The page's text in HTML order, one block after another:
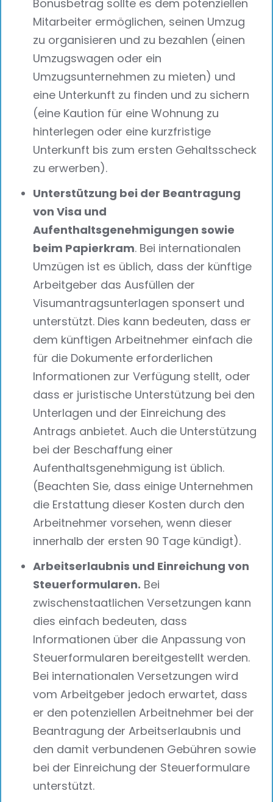
Bonusbetrag sollte es dem potenziellen
Mitarbeiter ermöglichen, seinen Umzug
zu organisieren und zu bezahlen (einen
Umzugswagen oder ein
Umzugsunternehmen zu mieten) und
eine Unterkunft zu finden und zu sichern
(eine Kaution für eine Wohnung zu
hinterlegen oder eine kurzfristige
Unterkunft bis zum ersten Gehaltsscheck
zu erwerben).
Unterstützung bei der Beantragung
von Visa und
Aufenthaltsgenehmigungen sowie
beim Papierkram. Bei internationalen
Umzügen ist es üblich, dass der künftige
Arbeitgeber das Ausfüllen der
Visumantragsunterlagen sponsert und
unterstützt. Dies kann bedeuten, dass er
dem künftigen Arbeitnehmer einfach die
für die Dokumente erforderlichen
Informationen zur Verfügung stellt, oder
dass er juristische Unterstützung bei den
Unterlagen und der Einreichung des
Antrags anbietet. Auch die Unterstützung
bei der Beschaffung einer
Aufenthaltsgenehmigung ist üblich.
(Beachten Sie, dass einige Unternehmen
die Erstattung dieser Kosten durch den
Arbeitnehmer vorsehen, wenn dieser
innerhalb der ersten 90 Tage kündigt).
Arbeitserlaubnis und Einreichung von
Steuerformularen. Bei
zwischenstaatlichen Versetzungen kann
dies einfach bedeuten, dass
Informationen über die Anpassung von
Steuerformularen bereitgestellt werden.
Bei internationalen Versetzungen wird
vom Arbeitgeber jedoch erwartet, dass
er den potenziellen Arbeitnehmer bei der
Beantragung der Arbeitserlaubnis und
den damit verbundenen Gebühren sowie
bei der Einreichung der Steuerformulare
unterstützt.